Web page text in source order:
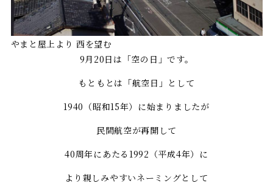
やまと屋上より 西を望む
9月20日は「空の日」です。
もともとは「航空日」として
1940（昭和15年）に始まりましたが
民間航空が再開して
40周年にあたる1992（平成4年）に
より親しみやすいネーミングとして